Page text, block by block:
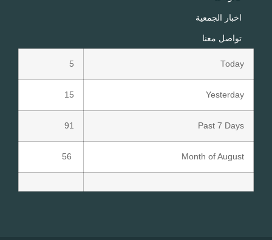
اخبار الجمعية
تواصل معنا
Today
5
Yesterday
15
Past 7 Days
91
Month of August